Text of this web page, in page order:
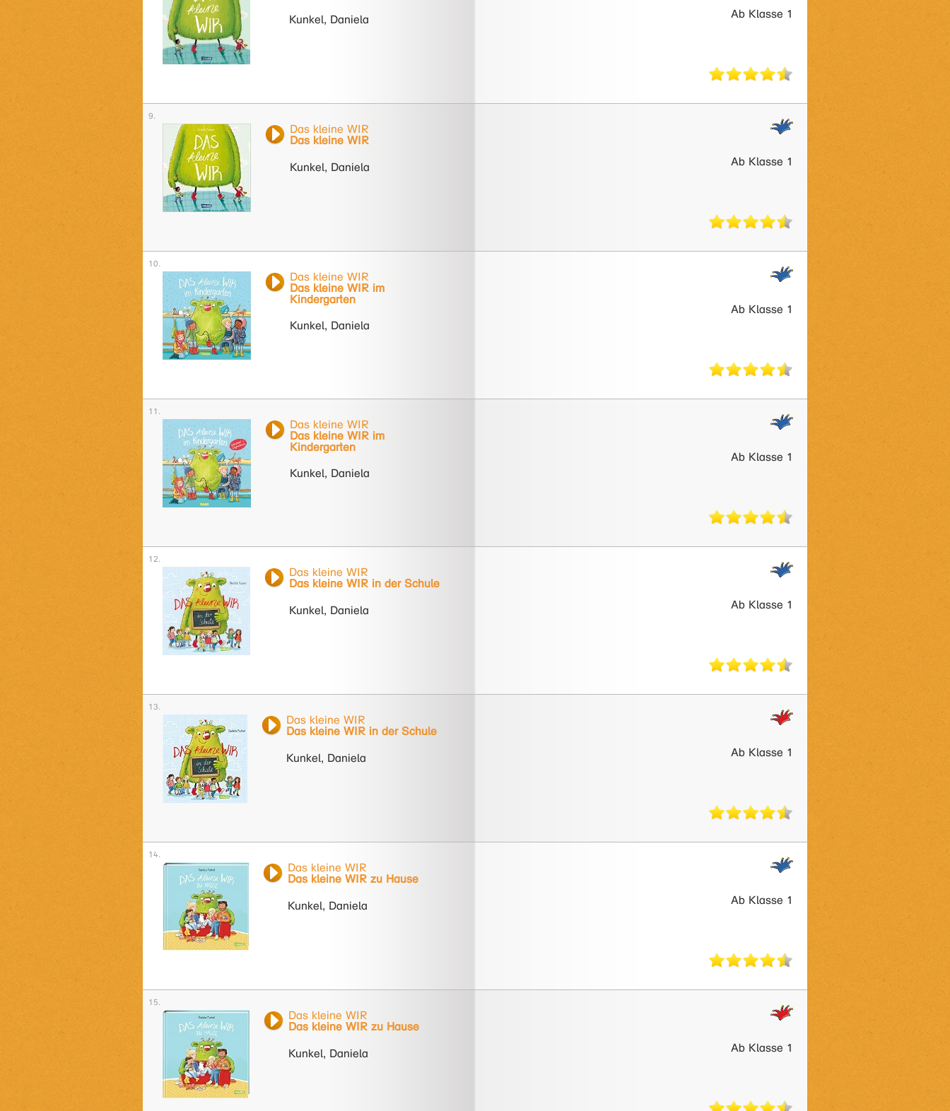
Kunkel, Daniela
Ab Klasse 1
Das kleine WIR
Das kleine WIR
Kunkel, Daniela
Ab Klasse 1
Das kleine WIR
Das kleine WIR im
Kindergarten
Kunkel, Daniela
Ab Klasse 1
Das kleine WIR
Das kleine WIR im
Kindergarten
Kunkel, Daniela
Ab Klasse 1
Das kleine WIR
Das kleine WIR in der Schule
Kunkel, Daniela
Ab Klasse 1
Das kleine WIR
Das kleine WIR in der Schule
Kunkel, Daniela
Ab Klasse 1
Das kleine WIR
Das kleine WIR zu Hause
Kunkel, Daniela
Ab Klasse 1
Das kleine WIR
Das kleine WIR zu Hause
Kunkel, Daniela
Ab Klasse 1